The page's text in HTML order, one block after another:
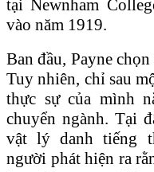
tại Newnham
vào năm 1919.
Ban đầu, Payne
Tuy nhiên, chỉ sau
thực sự của mình
chuyển ngành. Tại
vật lý danh tiếng
người phát hiện ra